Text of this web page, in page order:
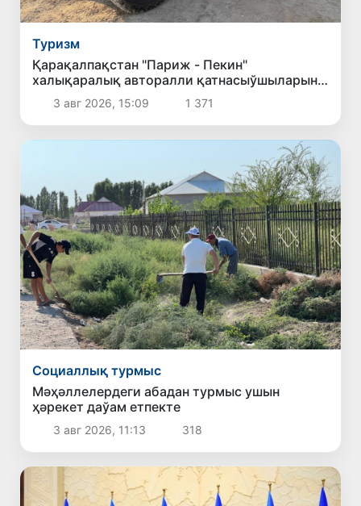
Туризм
Қарақалпақстан "Париж - Пекин"
халықаралық авторалли қатнасыўшыларын
қабыллады
3 авг 2026, 15:09 1 371
Социаллық турмыс
Мәҳәллелердеги абадан турмыс ушын
ҳәрекет даўам етпекте
3 авг 2026, 11:13 318